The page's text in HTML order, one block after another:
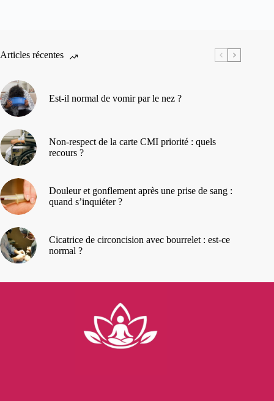
Articles récentes
Est-il normal de vomir par le nez ?
Non-respect de la carte CMI priorité : quels
recours ?
Douleur et gonflement après une prise de sang :
quand s’inquiéter ?
Cicatrice de circoncision avec bourrelet : est-ce
normal ?